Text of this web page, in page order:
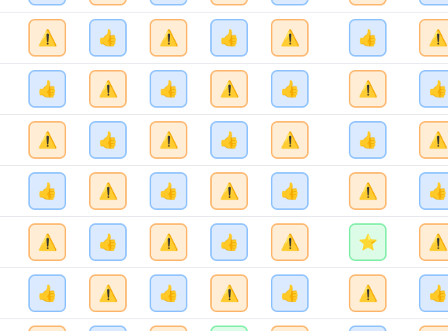
⚠️ 👍 ⚠️ 👍 ⚠️ 👍 ⚠️
👍 ⚠️ 👍 ⚠️ 👍 ⚠️ 👍
⚠️ 👍 ⚠️ 👍 ⚠️ 👍 ⚠️
👍 ⚠️ 👍 ⚠️ 👍 ⚠️ 👍
⚠️ 👍 ⚠️ 👍 ⚠️ ⭐ ⚠️
👍 ⚠️ 👍 ⚠️ 👍 ⚠️ 👍